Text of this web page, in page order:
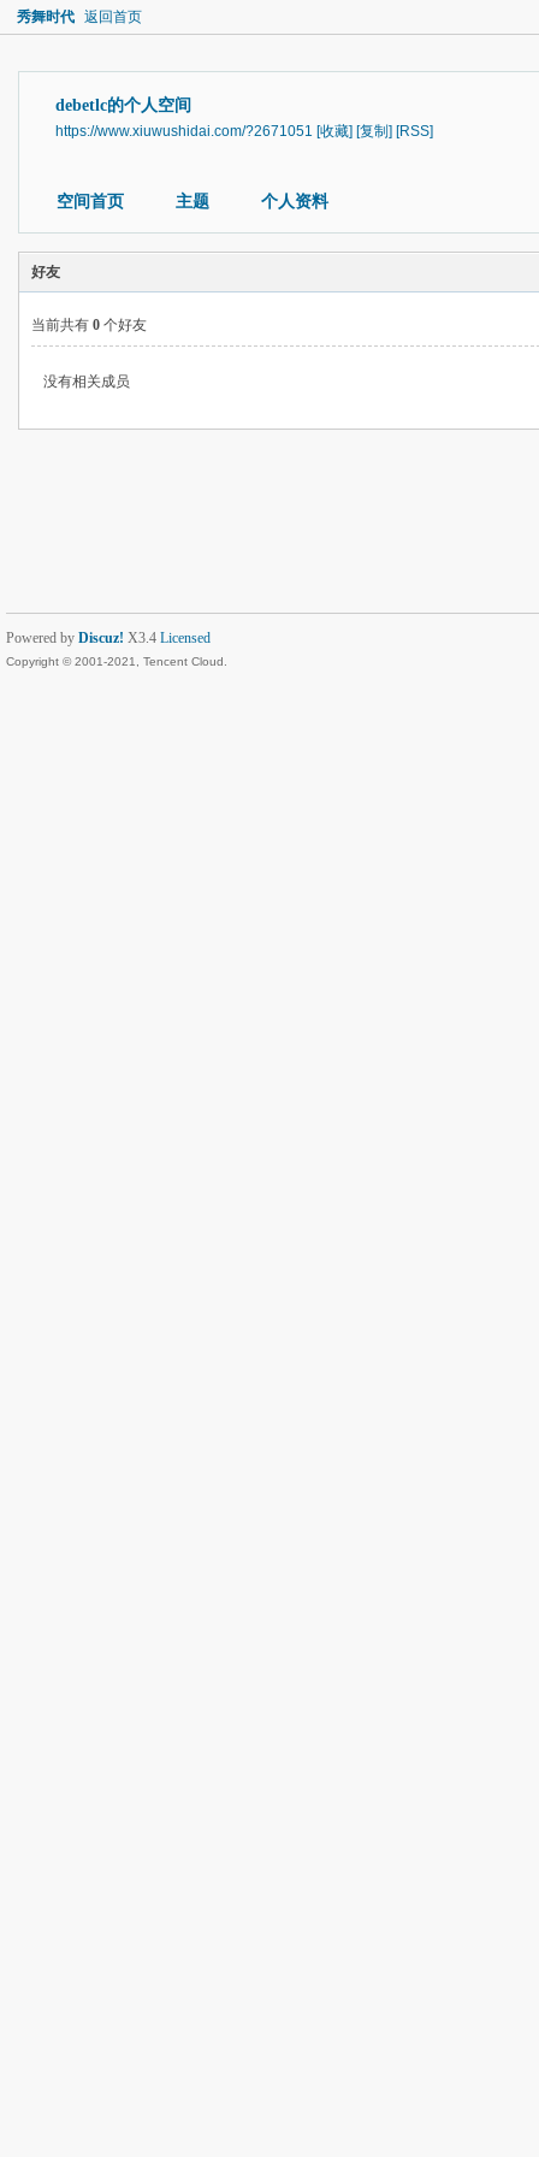
秀舞时代 返回首页
debetlc的个人空间
https://www.xiuwushidai.com/?2671051 [收藏] [复制] [RSS]
空间首页 主题 个人资料
好友
当前共有 0 个好友
没有相关成员
Powered by Discuz! X3.4 Licensed
Copyright © 2001-2021, Tencent Cloud.